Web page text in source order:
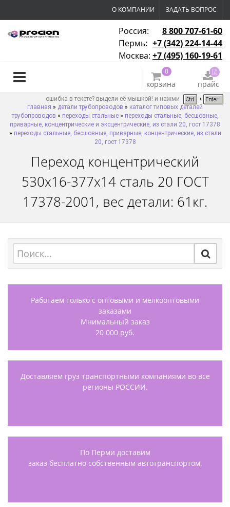
О КОМПАНИИ ЗАДАТЬ ВОПРОС
Россия:
8 800 707-61-60
Пермь: +7 (342) 224-14-44
Москва: +7 (495) 160-19-61
0
корзина прайс
ошибка в тексте? выдели её мышкой! и нажми
главная » детали трубопроводов » каталог типовых деталей
трубопроводов » переходы стальные» переходы стальные, бесшовные,
приварные, концентрические и эксцентрические, из стали 20, гост 17378
» переходы стальные, бесшовные, приварные, концентрические, из стали
20, гост 17378
Переход концентрический
530х16-377х14 сталь 20 ГОСТ
17378-2001, вес детали: 61кг.
Работаем только с оптовыми и мелкооптовыми
заказами
Мнимальный заказ
20 000 руб.
Доставляем груз транспортными компаниями во все
регионы РОССИИ.
По Перми доставим
заказ бесплатно собственным автотранспортом.